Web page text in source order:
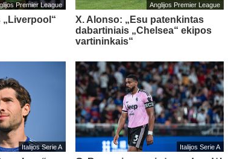
Premier League
„Liverpool“
Anglijos Premier League
X. Alonso: „Esu patenkintas
dabartiniais „Chelsea“ ekipos
vartininkais“
Italijos Serie A Italijos Serie A